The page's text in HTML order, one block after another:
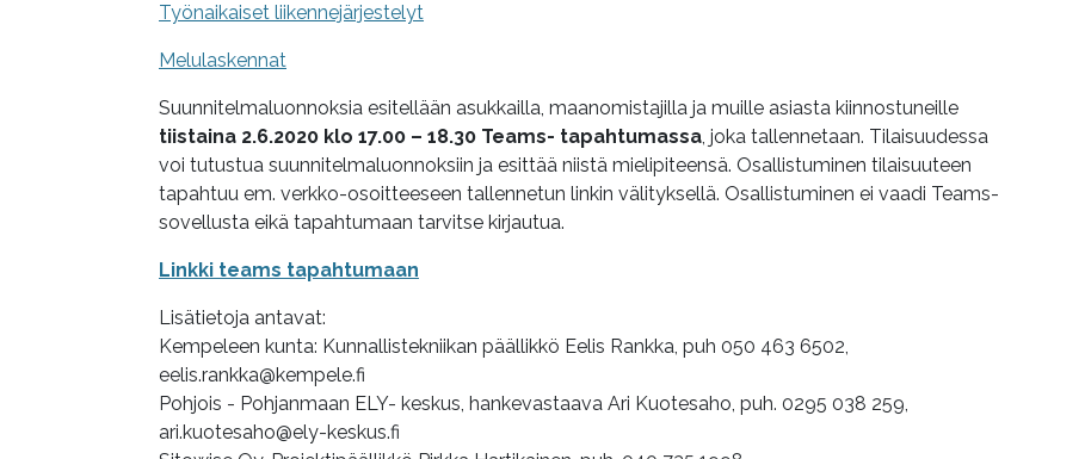
Työnaikaiset liikennejärjestelyt
Melulaskennat
Suunnitelmaluonnoksia esitellään asukkailla, maanomistajilla ja muille asiasta kiinnostuneille
tiistaina 2.6.2020 klo 17.00 – 18.30 Teams- tapahtumassa, joka tallennetaan. Tilaisuudessa
voi tutustua suunnitelmaluonnoksiin ja esittää niistä mielipiteensä. Osallistuminen tilaisuuteen
tapahtuu em. verkko-osoitteeseen tallennetun linkin välityksellä. Osallistuminen ei vaadi Teams-
sovellusta eikä tapahtumaan tarvitse kirjautua.
Linkki teams tapahtumaan
Lisätietoja antavat:
Kempeleen kunta: Kunnallistekniikan päällikkö Eelis Rankka, puh 050 463 6502,
eelis.rankka@kempele.fi
Pohjois - Pohjanmaan ELY- keskus, hankevastaava Ari Kuotesaho, puh. 0295 038 259,
ari.kuotesaho@ely-keskus.fi